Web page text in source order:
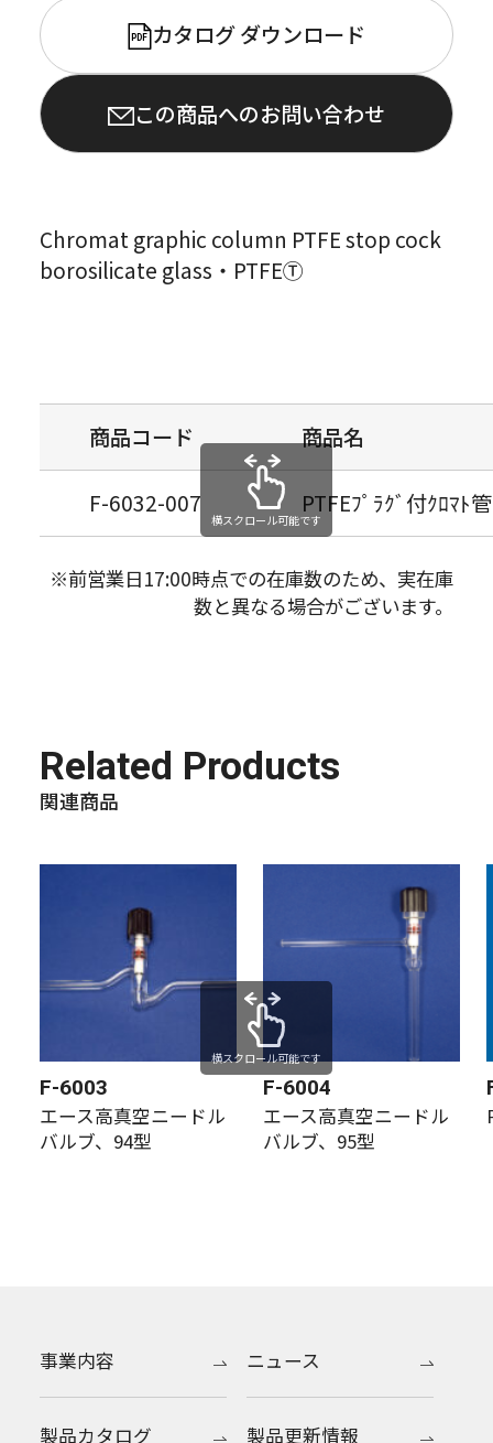
PDF カタログ ダウンロード
この商品へのお問い合わせ
Chromat graphic column PTFE stop cock
borosilicate glass・PTFEⓉ
商品コード 商品名
F-6032-007 PTFEﾌﾟﾗｸﾞ付ｸﾛﾏﾄ
横スクロール可能です
※前営業日17:00時点での在庫数のため、実在庫
数と異なる場合がございます。
Related Products
関連商品
F-6003
エース高真空ニードル
バルブ、94型
F-6004
エース高真空ニードル
バルブ、95型
横スクロール可能です
事業内容
製品カタログ
ニュース
製品更新情報